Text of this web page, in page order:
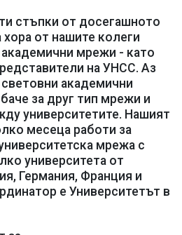
стъпки от досегашното
от нашите колеги
академични мрежи - като
на УНСС. Аз
академични
за друг тип мрежи и
университетите. Нашият
месеца работи за
мрежа с
университета от
Германия, Франция и
е Университетът в